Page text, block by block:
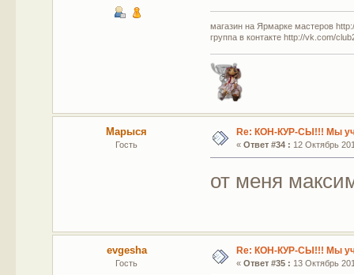
магазин на Ярмарке мастеров
группа в контакте http://vk.com/
Марыся
Гость
Re: КОН-КУР-СЫ!!! Мы
« Ответ #34 : 12 Октябрь
от меня
evgesha
Гость
Re: КОН-КУР-СЫ!!! Мы
« Ответ #35 : 13 Октябрь